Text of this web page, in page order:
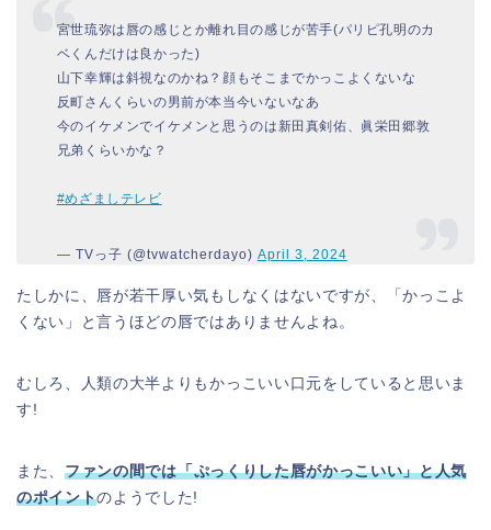
宮世琉弥は唇の感じとか離れ目の感じが苦手(パリピ孔明のカ
ベくんだけは良かった)
山下幸輝は斜視なのかね？顔もそこまでかっこよくないな
反町さんくらいの男前が本当今いないなあ
今のイケメンでイケメンと思うのは新田真剣佑、眞栄田郷敦
兄弟くらいかな？
#めざましテレビ
— TVっ子 (@tvwatcherdayo) April 3, 2024
たしかに、唇が若干厚い気もしなくはないですが、「かっこよ
くない」と言うほどの唇ではありませんよね。
むしろ、人類の大半よりもかっこいい口元をしていると思いま
す!
また、ファンの間では「ぷっくりした唇がかっこいい」と人気
のポイントのようでした!